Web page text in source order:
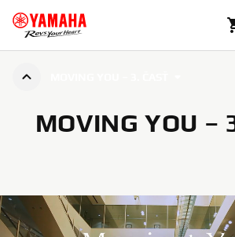
MOVING YOU –